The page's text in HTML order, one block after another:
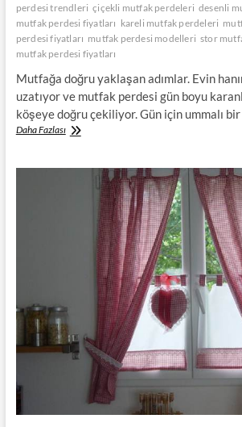
perdesi trendleri çiçekli mutfak perdeleri desenli
mutfak perdesi fiyatları kareli mutfak perdeleri
perdesi fiyatları mutfak perdesi modelleri stor
mutfak perdesi fiyatları
Mutfağa doğru yaklaşan adımlar. Evin
uzatıyor ve mutfak perdesi gün boyu
köşeye doğru çekiliyor. Gün için ummalı
Daha Fazlası2014
Mutfak
Perdeleri